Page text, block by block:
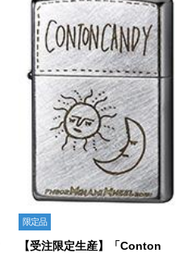
限定品
【受注限定生産】「Conton